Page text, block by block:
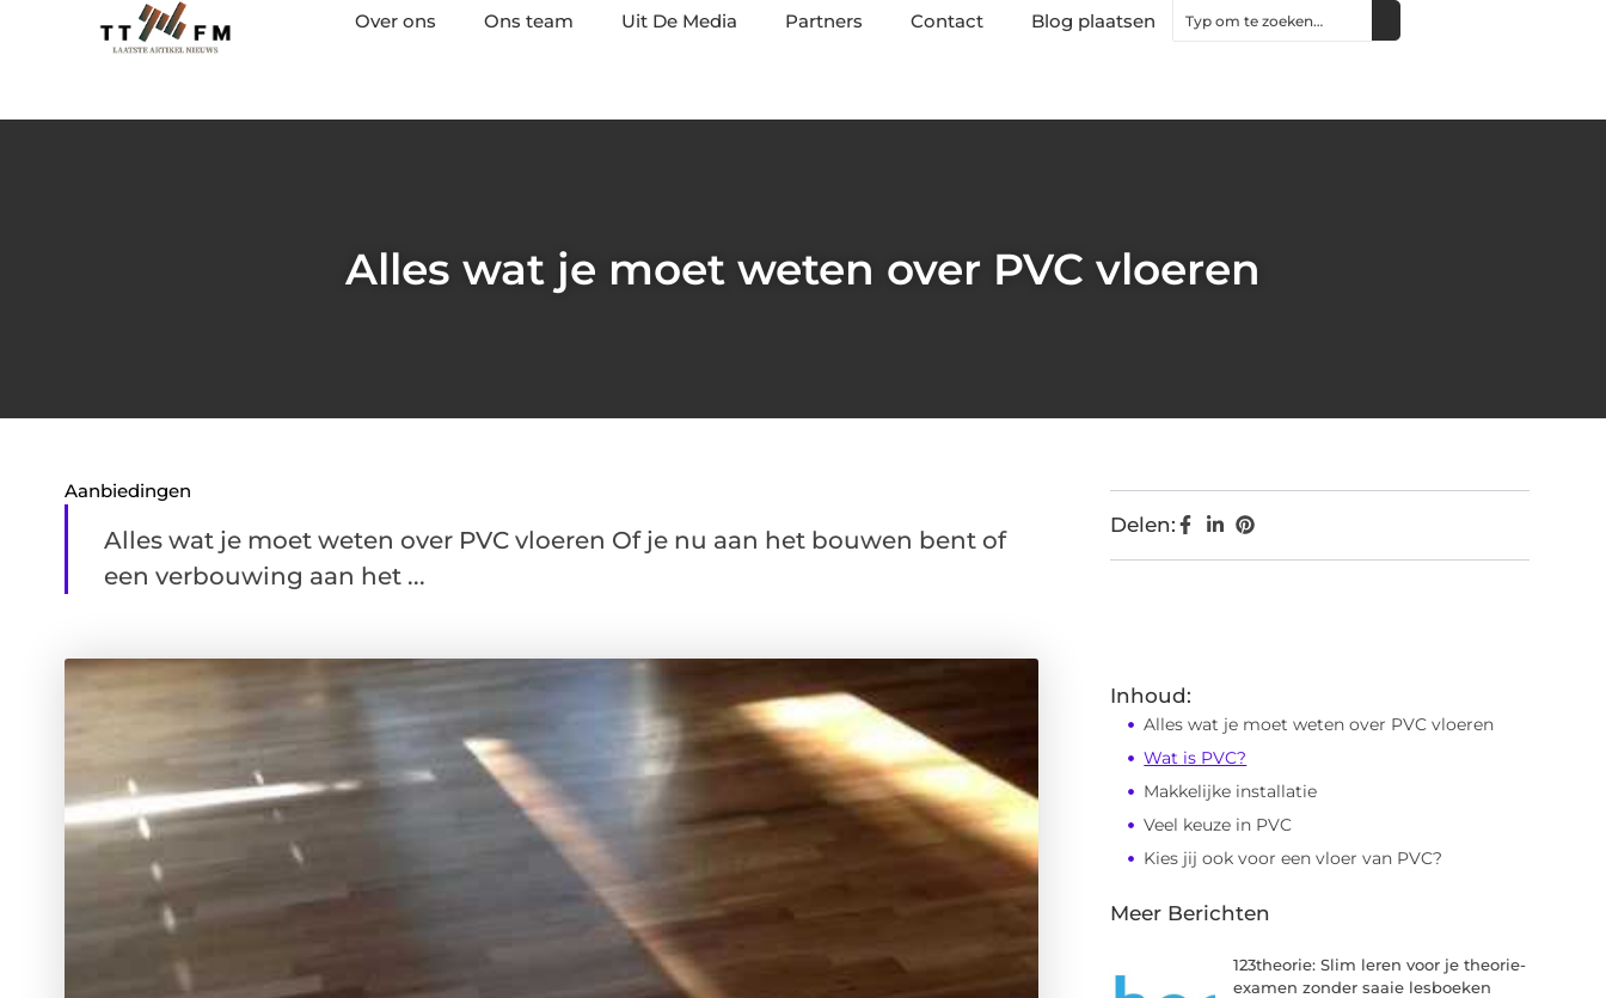
Over ons Ons team Uit De Media Partners Contact Blog plaatsen
Alles wat je moet weten over PVC vloeren
Aanbiedingen
Alles wat je moet weten over PVC vloeren Of je nu aan het bouwen bent of
een verbouwing aan het ...
Delen:
Inhoud:
Alles wat je moet weten over PVC vloeren
Wat is PVC?
Makkelijke installatie
Veel keuze in PVC
Kies jij ook voor een vloer van PVC?
Meer Berichten
123theorie: Slim leren voor je theorie-
examen zonder saaie lesboeken